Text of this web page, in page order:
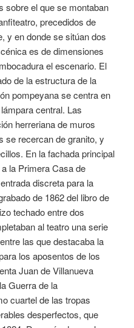
sobre el que se montaban
precedidos de
y en donde se sitúan dos
es de dimensiones
el escenario. El
de la estructura de la
pompeyana se centra en
central. Las
herreriana de muros
se recercan de granito, y
En la fachada principal
la Primera Casa de
discreta para la
de 1862 del libro de
techado entre dos
al teatro una serie
las que destacaba la
los aposentos de los
Juan de Villanueva
Guerra de la
cuartel de las tropas
desperfectos, que